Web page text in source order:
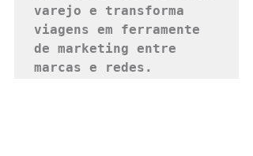
varejo e transforma
viagens em ferramente
de marketing entre
marcas e redes.